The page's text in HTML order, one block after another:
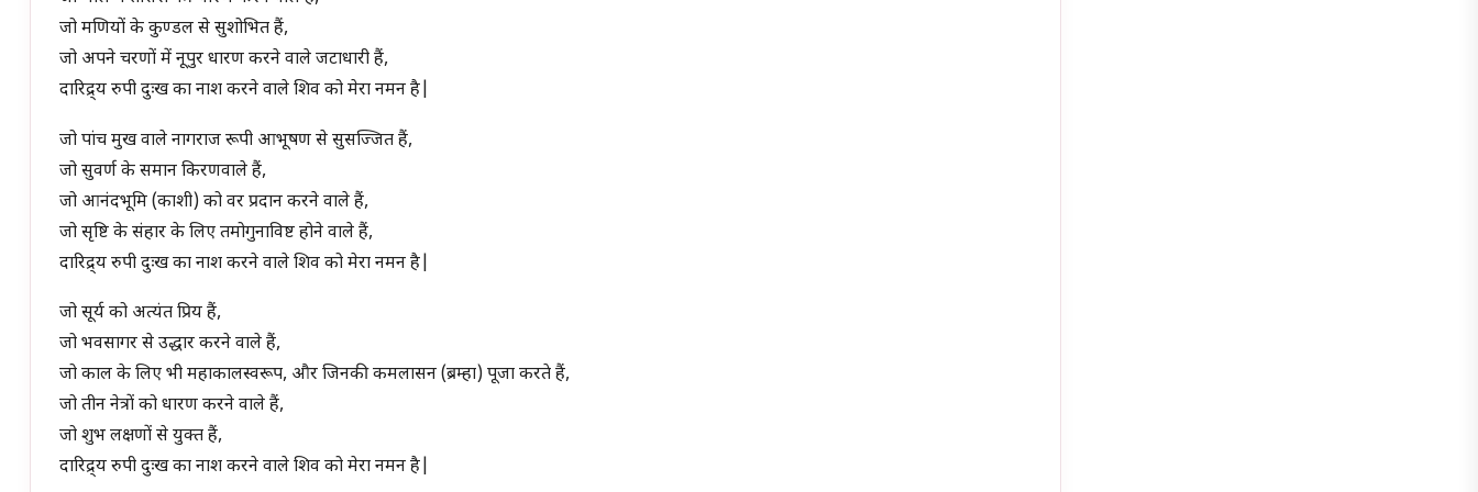
जो मणियों के कुण्डल से सुशोभित हैं,
जो अपने चरणों में नूपुर धारण करने वाले जटाधारी हैं,
दारिद्र्य रुपी दुःख का नाश करने वाले शिव को मेरा नमन है|
जो पांच मुख वाले नागराज रूपी आभूषण से सुसज्जित हैं,
जो सुवर्ण के समान किरणवाले हैं,
जो आनंदभूमि (काशी) को वर प्रदान करने वाले हैं,
जो सृष्टि के संहार के लिए तमोगुनाविष्ट होने वाले हैं,
दारिद्र्य रुपी दुःख का नाश करने वाले शिव को मेरा नमन है|
जो सूर्य को अत्यंत प्रिय हैं,
जो भवसागर से उद्धार करने वाले हैं,
जो काल के लिए भी महाकालस्वरूप, और जिनकी कमलासन (ब्रम्हा) पूजा करते हैं,
जो तीन नेत्रों को धारण करने वाले हैं,
जो शुभ लक्षणों से युक्त हैं,
दारिद्र्य रुपी दुःख का नाश करने वाले शिव को मेरा नमन है|